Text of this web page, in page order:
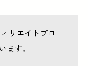
リエイトプロ
ます。